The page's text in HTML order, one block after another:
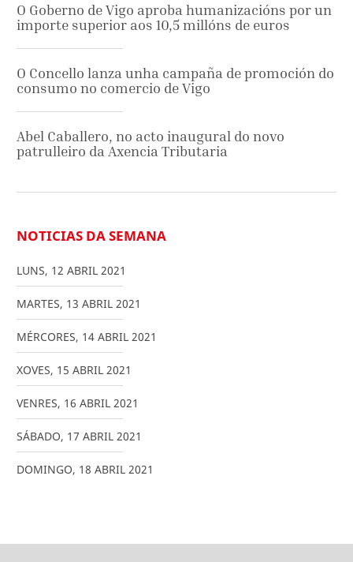
O Goberno de Vigo aproba humanizacións por un
importe superior aos 10,5 millóns de euros
O Concello lanza unha campaña de promoción do
consumo no comercio de Vigo
Abel Caballero, no acto inaugural do novo
patrulleiro da Axencia Tributaria
NOTICIAS DA SEMANA
LUNS, 12 ABRIL 2021
MARTES, 13 ABRIL 2021
MÉRCORES, 14 ABRIL 2021
XOVES, 15 ABRIL 2021
VENRES, 16 ABRIL 2021
SÁBADO, 17 ABRIL 2021
DOMINGO, 18 ABRIL 2021